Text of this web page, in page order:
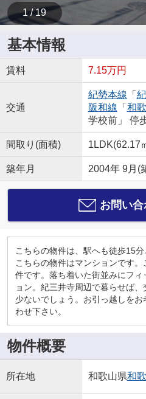
1 / 19
基本情報
賃料 7.15万円
交通
紀勢本線 「
阪和線 「 和
学校前」 停
間取り(面積) 1LDK(62.17
築年月 2004年 9月(
お問い
こちらの物件は、駅へも徒歩15分
こちらの物件はマンションです
件です。落ち着いた街並みにフ
ョン。紀三井寺周辺で暮らせば
少ないでしょう。お引っ越しを
わせ下さい。
物件概要
所在地 和歌山県和